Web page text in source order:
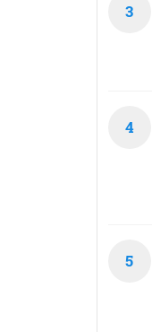
3
4
5